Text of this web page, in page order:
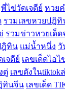
พี่ไข่วัดเจดีย์ หวย
รวมเลขหวยปฎิทิ
รวมข่าวหวยเด็
ฎิทิน แม่น้ำหนึ่ง วั
จดีย์ เลขเด็ดไอไ
ตู่ เลขดังในtiktok
ทินจีน เลขเด็ด